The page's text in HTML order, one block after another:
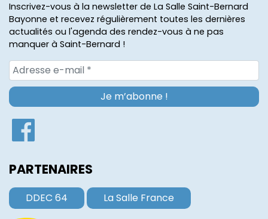
Inscrivez-vous à la newsletter de La Salle Saint-Bernard
Bayonne et recevez régulièrement toutes les dernières
actualités ou l'agenda des rendez-vous à ne pas
manquer à Saint-Bernard !
PARTENAIRES
DDEC 64 La Salle France